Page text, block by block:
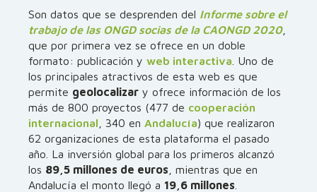
Son datos que se desprenden del Informe sobre el
trabajo de las ONGD socias de la CAONGD 2020,
que por primera vez se ofrece en un doble
formato: publicación y web interactiva . Uno de
los principales atractivos de esta web es que
permite geolocalizar y ofrece información de los
más de 800 proyectos (477 de cooperación
internacional , 340 en Andalucía) que realizaron
62 organizaciones de esta plataforma el pasado
año. La inversión global para los primeros alcanzó
los 89,5 millones de euros , mientras que en
Andalucía el monto llegó a 19,6 millones